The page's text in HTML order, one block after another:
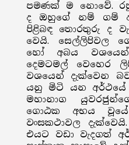
පමණක් ම නොවේ.
ද ඔහුගේ නම් ගම්
පිළිබඳ තොරතුරු ද
වෙයි. සෙල්ලිපිවල
හෝ අබය
දෙමටමල් වෙහෙර
වශයෙන් දැක්වෙන
යනු මිටි යන
මහානාග
ගොඨක අභය
වංසකථාවල
එයට වඩා වැදගත්